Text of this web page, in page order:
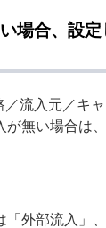
ダウンロード
まとめて分析
ート等に入
場合、設定
流入元／キ